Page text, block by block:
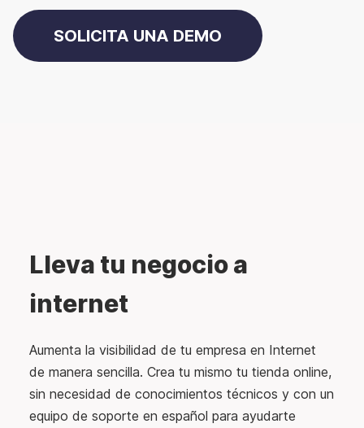
SOLICITA UNA DEMO
Lleva tu negocio a
internet
Aumenta la visibilidad de tu empresa en Internet
de manera sencilla. Crea tu mismo tu tienda online,
sin necesidad de conocimientos técnicos y con un
equipo de soporte en español para ayudarte